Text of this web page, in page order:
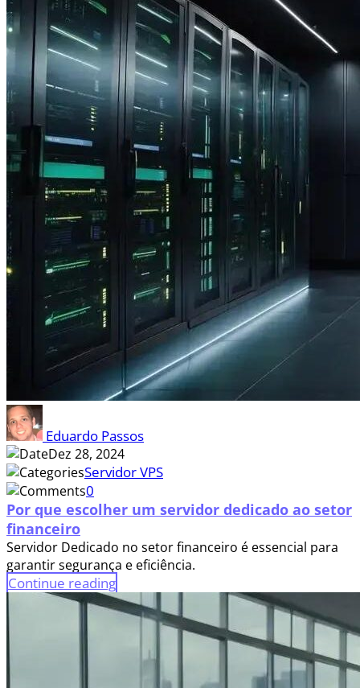
Eduardo Passos
Dez 28, 2024
Servidor VPS
0
Por que escolher um servidor dedicado ao setor
financeiro
Servidor Dedicado no setor financeiro é essencial para
garantir segurança e eficiência.
Continue reading